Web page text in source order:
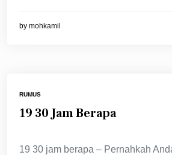
by mohkamil
RUMUS
19 30 Jam Berapa
19 30 jam berapa – Pernahkah